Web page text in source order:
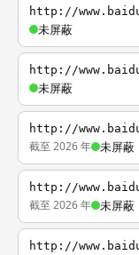
http://
未屏蔽
http://
未屏蔽
http://
截至 2026 年 未屏蔽
http://
截至 2026 年 未屏蔽
http://